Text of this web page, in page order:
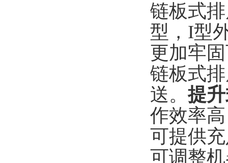
链板式
型，I型
更加牢
链板式
送。提
作效率
可提供
可调整